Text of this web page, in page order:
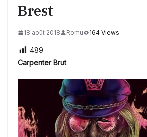
Brest
18 août 2018 Romu 164 Views
489
Carpenter Brut